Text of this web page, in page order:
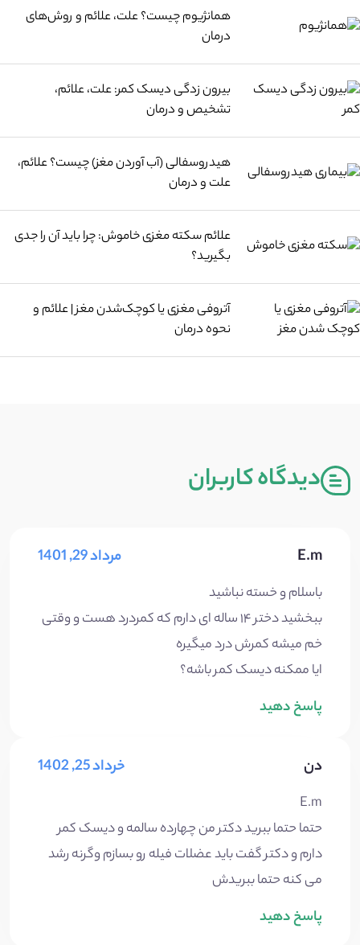
همانژیوم چیست؟ علت، علائم و روش‌های
درمان
بیرون زدگی دیسک کمر: علت، علائم،
تشخیص و درمان
هیدروسفالی (آب آوردن مغز) چیست؟ علائم،
علت و درمان
علائم سکته مغزی خاموش: چرا باید آن را جدی
بگیرید؟
آتروفی مغزی یا کوچک‌شدن مغز | علائم و
نحوه درمان
دیدگاه کاربران
E.m مرداد 29, 1401
باسلام و خسته نباشید
ببخشید دختر ۱۴ ساله ای دارم که کمردرد هست و وقتی
خم میشه کمرش درد میگیره
ایا ممکنه دیسک کمر باشه؟
پاسخ دهید
دن خرداد 25, 1402
E.m
حتما حتما ببرید دکتر من چهارده سالمه و دیسک کمر
دارم و دکتر گفت باید عضلات فیله رو بسازم وگرنه رشد
می کنه حتما ببریدش
پاسخ دهید